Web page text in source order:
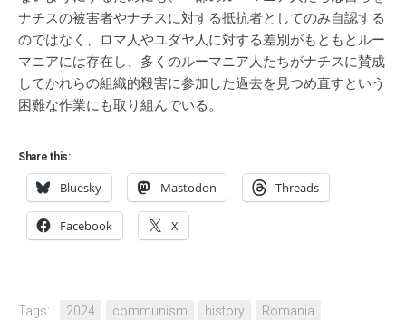
ナチスの被害者やナチスに対する抵抗者としてのみ自認する
のではなく、ロマ人やユダヤ人に対する差別がもともとルー
マニアには存在し、多くのルーマニア人たちがナチスに賛成
してかれらの組織的殺害に参加した過去を見つめ直すという
困難な作業にも取り組んでいる。
Share this:
Bluesky Mastodon Threads
Facebook X
Tags: 2024 communism history
Romania